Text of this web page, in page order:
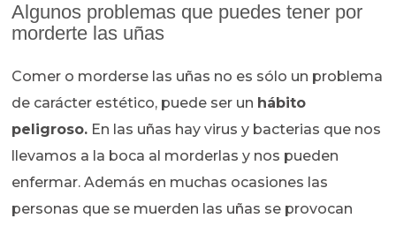
Algunos problemas que puedes tener por
morderte las uñas
Comer o morderse las uñas no es sólo un problema
de carácter estético, puede ser un hábito
peligroso. En las uñas hay virus y bacterias que nos
llevamos a la boca al morderlas y nos pueden
enfermar. Además en muchas ocasiones las
personas que se muerden las uñas se provocan